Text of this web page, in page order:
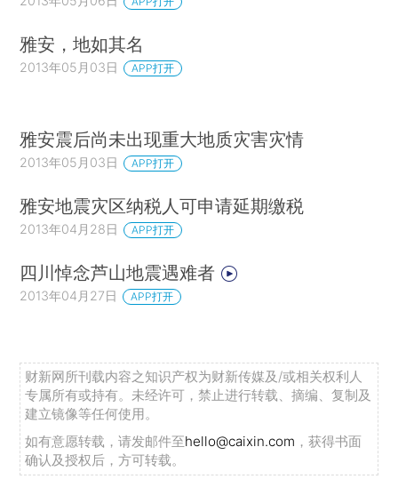
雅安，地如其名
2013年05月03日 APP打开
雅安震后尚未出现重大地质灾害灾情
2013年05月03日 APP打开
雅安地震灾区纳税人可申请延期缴税
2013年04月28日 APP打开
四川悼念芦山地震遇难者
2013年04月27日 APP打开
财新网所刊载内容之知识产权为财新传媒及/或相关权利人
专属所有或持有。未经许可，禁止进行转载、摘编、复制及
建立镜像等任何使用。
如有意愿转载，请发邮件至hello@caixin.com ，获得书面
确认及授权后，方可转载。